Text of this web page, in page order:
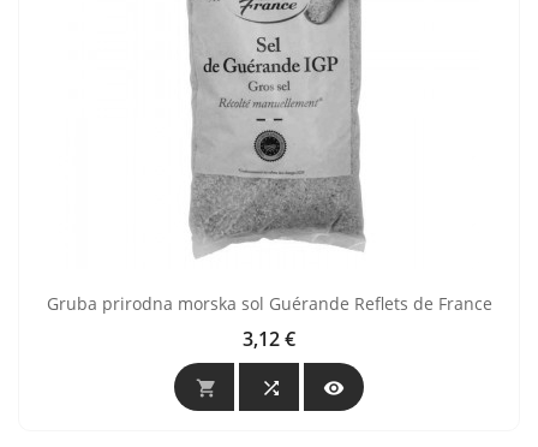
Gruba prirodna morska sol Guérande Reflets de France
Cijena
3,12 €
  